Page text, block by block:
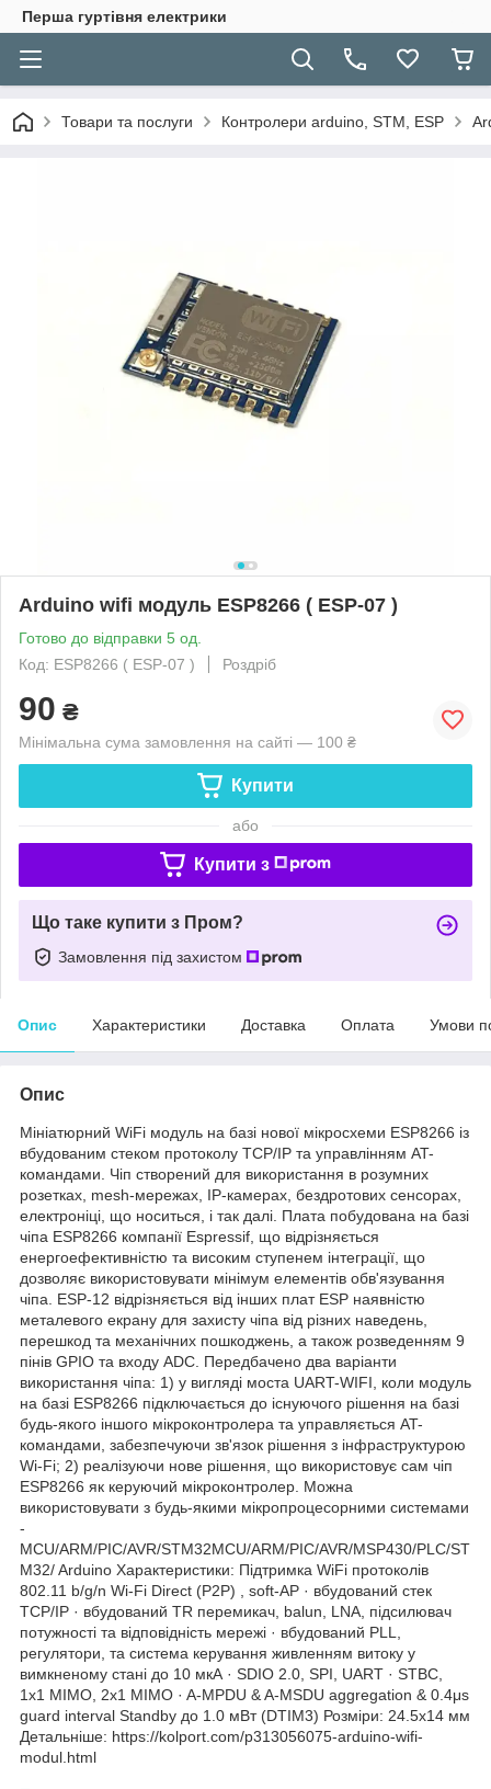
Перша гуртівня електрики
Товари та послуги Контролери arduino, STM, ESP
Arduino wifi модуль ESP8266 ( ESP-07 )
Готово до відправки 5 од.
Код: ESP8266 ( ESP-07 )
Роздріб
90 ₴
Мінімальна сума замовлення на сайті — 100 ₴
Купити
або
Купити з
Що таке купити з Пром?
Замовлення під захистом
Опис Характеристики Доставка Оплата Умови
Опис
Мініатюрний WiFi модуль на базі нової мікросхеми ESP8266 із
вбудованим стеком протоколу TCP/IP та управлінням AT-
командами. Чіп створений для використання в розумних
розетках, mesh-мережах, IP-камерах, бездротових сенсорах,
електроніці, що носиться, і так далі. Плата побудована на базі
чіпа ESP8266 компанії Espressif, що відрізняється
енергоефективністю та високим ступенем інтеграції, що
дозволяє використовувати мінімум елементів обв'язування
чіпа. ESP-12 відрізняється від інших плат ESP наявністю
металевого екрану для захисту чіпа від різних наведень,
перешкод та механічних пошкоджень, а також розведенням 9
пінів GPIO та входу ADC. Передбачено два варіанти
використання чіпа: 1) у вигляді моста UART-WIFI, коли модуль
на базі ESP8266 підключається до існуючого рішення на базі
будь-якого іншого мікроконтролера та управляється AT-
командами, забезпечуючи зв'язок рішення з інфраструктурою
Wi-Fi; 2) реалізуючи нове рішення, що використовує сам чіп
ESP8266 як керуючий мікроконтролер. Можна
використовувати з будь-якими мікропроцесорними системами
-
MCU/ARM/PIC/AVR/STM32MCU/ARM/PIC/AVR/MSP430/PLC/ST
M32/ Arduino Характеристики: Підтримка WiFi протоколів
802.11 b/g/n Wi-Fi Direct (P2P) , soft-AP · вбудований стек
TCP/IP · вбудований TR перемикач, balun, LNA, підсилювач
потужності та відповідність мережі · вбудований PLL,
регулятори, та система керування живленням витоку у
вимкненому стані до 10 мкА · SDIO 2.0, SPI, UART · STBC,
1x1 MIMO, 2x1 MIMO · A-MPDU & A-MSDU aggregation & 0.4μs
guard interval Standby до 1.0 мВт (DTIM3) Розміри: 24.5х14 мм
Детальніше: https://kolport.com/p313056075-arduino-wifi-
modul.html